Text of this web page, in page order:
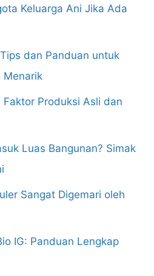
Keluarga Ani Jika Ada
dan Panduan untuk
Menarik
Produksi Asli dan
Luas Bangunan? Simak
Sangat Digemari oleh
IG: Panduan Lengkap